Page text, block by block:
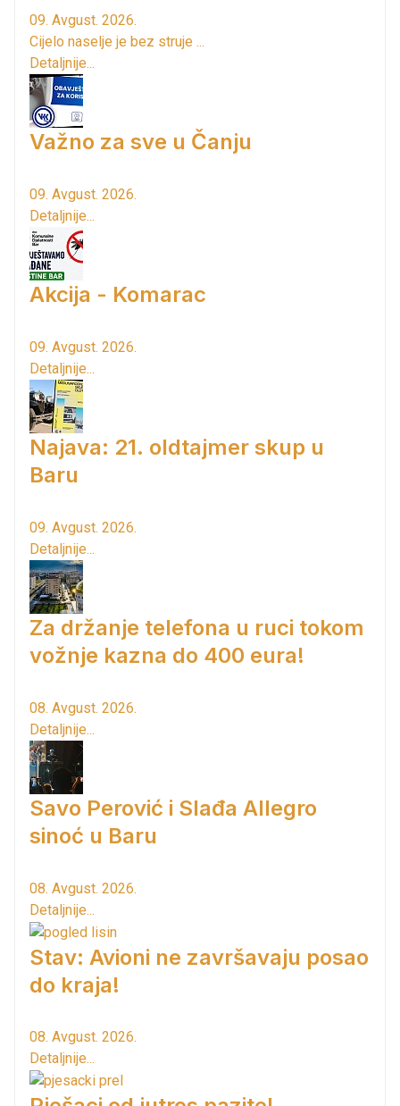
09. Avgust. 2026.
Cijelo naselje je bez struje ...
Detaljnije...
Važno za sve u Čanju
09. Avgust. 2026.
Detaljnije...
Akcija - Komarac
09. Avgust. 2026.
Detaljnije...
Najava: 21. oldtajmer skup u
Baru
09. Avgust. 2026.
Detaljnije...
Za držanje telefona u ruci tokom
vožnje kazna do 400 eura!
08. Avgust. 2026.
Detaljnije...
Savo Perović i Slađa Allegro
sinoć u Baru
08. Avgust. 2026.
Detaljnije...
Stav: Avioni ne završavaju posao
do kraja!
08. Avgust. 2026.
Detaljnije...